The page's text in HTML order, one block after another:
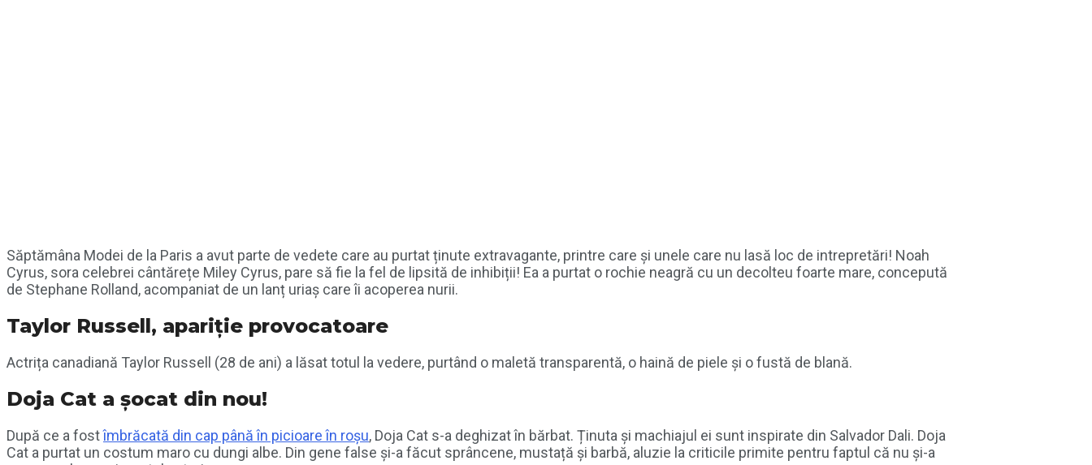
Săptămâna Modei de la Paris a avut parte de vedete care au purtat ținute extravagante, printre care și unele care nu lasă loc de intrepretări! Noah
Cyrus, sora celebrei cântărețe Miley Cyrus, pare să fie la fel de lipsită de inhibiții! Ea a purtat o rochie neagră cu un decolteu foarte mare, concepută
de Stephane Rolland, acompaniat de un lanț uriaș care îi acoperea nurii.
Taylor Russell, apariție provocatoare
Actrița canadiană Taylor Russell (28 de ani) a lăsat totul la vedere, purtând o maletă transparentă, o haină de piele și o fustă de blană.
Doja Cat a șocat din nou!
După ce a fostîmbrăcată din cap până în picioare în roșu, Doja Cat s-a deghizat în bărbat. Ținuta și machiajul ei sunt inspirate din Salvador Dali. Doja
Cat a purtat un costum maro cu dungi albe. Din gene false și-a făcut sprâncene, mustață și barbă, aluzie la criticile primite pentru faptul că nu și-a